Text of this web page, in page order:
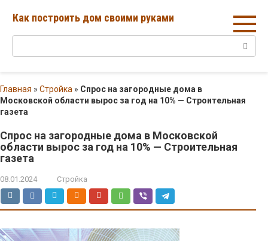
Как построить дом своими руками
Поиск:
Главная » Стройка » Спрос на загородные дома в
Московской области вырос за год на 10% — Строительная
газета
Спрос на загородные дома в Московской
области вырос за год на 10% — Строительная
газета
08.01.2024 Стройка